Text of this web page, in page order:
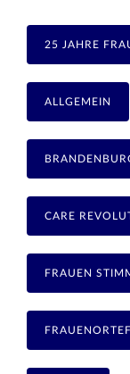
25 JAHRE
ALLGEMEIN
CARE
FRAUEN